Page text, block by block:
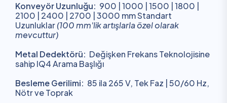
Konveyör Uzunluğu: 900 | 1000 | 1500 | 1800 |
2100 | 2400 | 2700 | 3000 mm Standart
Uzunluklar(100 mm'lik artışlarla özel olarak
mevcuttur)
Metal Dedektörü: Değişken Frekans Teknolojisine
sahip IQ4 Arama Başlığı
Besleme Gerilimi: 85 ila 265 V, Tek Faz | 50/60 Hz,
Nötr ve Toprak